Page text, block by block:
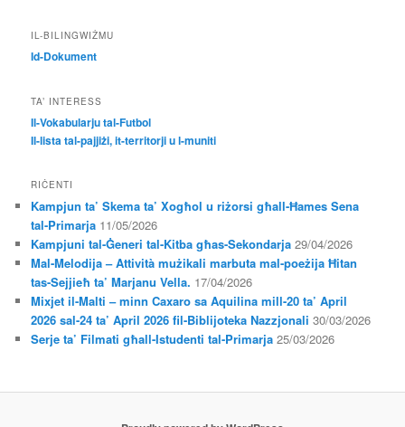
IL-BILINGWIŻMU
Id-Dokument
TA’ INTERESS
Il-Vokabularju tal-Futbol
Il-lista tal-pajjiżi, it-territorji u l-muniti
RIĊENTI
Kampjun ta’ Skema ta’ Xogħol u riżorsi għall-Ħames Sena
tal-Primarja 11/05/2026
Kampjuni tal-Ġeneri tal-Kitba għas-Sekondarja 29/04/2026
Mal-Melodija – Attività mużikali marbuta mal-poeżija Ħitan
tas-Sejjieħ ta’ Marjanu Vella. 17/04/2026
Mixjet il-Malti – minn Caxaro sa Aquilina mill-20 ta’ April
2026 sal-24 ta’ April 2026 fil-Biblijoteka Nazzjonali 30/03/2026
Serje ta’ Filmati għall-Istudenti tal-Primarja 25/03/2026